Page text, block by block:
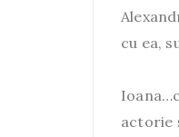
cu ea,
actorie